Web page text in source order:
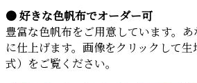
● 好きな色帆布でオーダー可
豊富な色帆布をご用意しています。
に仕上げます。画像をクリックして
式）をご覧ください。